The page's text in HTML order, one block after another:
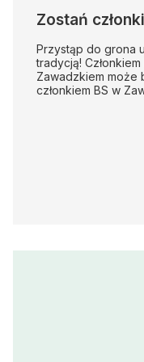
Zostań
Przystąp do grona
tradycją!
Zawadzkiem
członkiem BS w